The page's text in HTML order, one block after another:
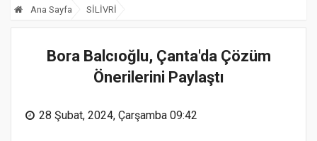
Ana Sayfa SİLİVRİ
Bora Balcıoğlu, Çanta'da Çözüm
Önerilerini Paylaştı
28 Şubat, 2024, Çarşamba 09:42